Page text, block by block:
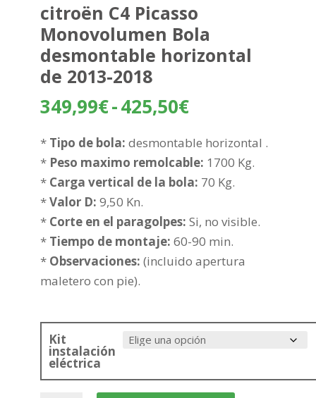
citroën C4 Picasso
Monovolumen Bola
desmontable horizontal
de 2013-2018
349,99€-425,50€Rango
precios:
desde
349,99€
425,50€
* Tipo de bola: desmontable horizontal .
* Peso maximo remolcable: 1700 Kg.
* Carga vertical de la bola: 70 Kg.
*Valor D: 9,50 Kn.
* Corte en el paragolpes: Si, no visible.
* Tiempo de montaje: 60-90 min.
* Observaciones: (incluido apertura
maletero con pie).
Kit
instalación
eléctrica